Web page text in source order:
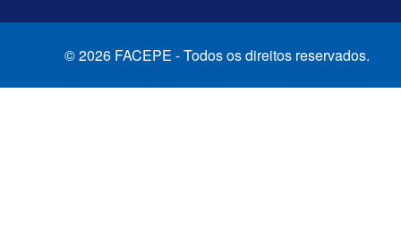
© 2026 FACEPE - Todos os direitos reservados.